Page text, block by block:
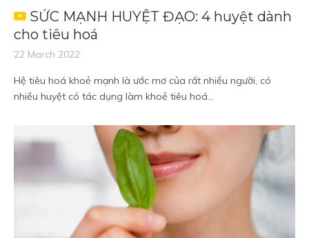
SỨC MẠNH HUYỆT ĐẠO: 4 huyệt dành
cho tiêu hoá
22 March 2022
Hệ tiêu hoá khoẻ mạnh là ước mơ của rất nhiều người, có
nhiều huyệt có tác dụng làm khoẻ tiêu hoá...